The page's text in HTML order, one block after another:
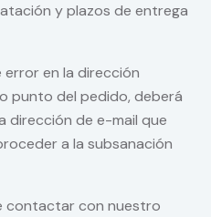
y plazos de entrega
en la dirección
punto del pedido, deberá
dirección de e-mail que
a la subsanación
contactar con nuestro